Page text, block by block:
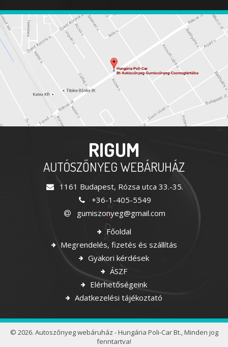
RIGUM
AUTÓSZŐNYEG WEBÁRUHÁZ
1161 Budapest, Rózsa utca 33.-35.
+36-1-405-5549
gumiszonyeg@gmail.com
Főoldal
Megrendelés, fizetés és szállítás
Gyakori kérdések
ÁSZF
Elérhetőségeink
Adatkezelési tájékoztató
© 2026. Autoszőnyeg webáruház - Hungária Poli-Car Bt., Minden jog
fenntartva!